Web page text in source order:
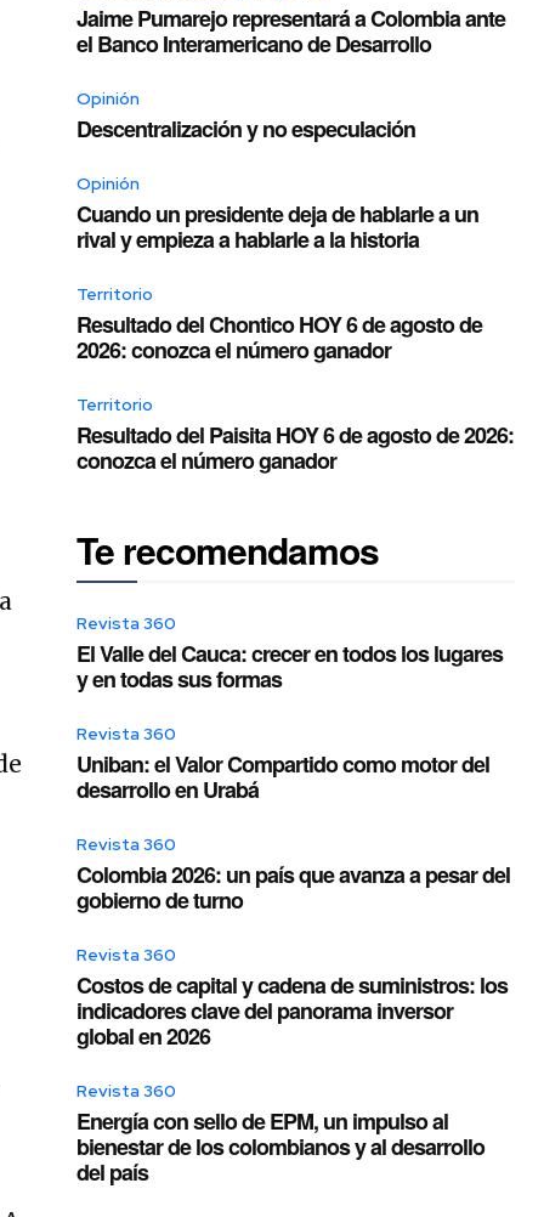
Jaime Pumarejo representará a Colombia ante
el Banco Interamericano de Desarrollo
Opinión
Descentralización y no especulación
Opinión
Cuando un presidente deja de hablarle a un
rival y empieza a hablarle a la historia
Territorio
Resultado del Chontico HOY 6 de agosto de
2026: conozca el número ganador
Territorio
Resultado del Paisita HOY 6 de agosto de 2026:
conozca el número ganador
Te recomendamos
Revista 360
El Valle del Cauca: crecer en todos los lugares
y en todas sus formas
Revista 360
Uniban: el Valor Compartido como motor del
desarrollo en Urabá
Revista 360
Colombia 2026: un país que avanza a pesar del
gobierno de turno
Revista 360
Costos de capital y cadena de suministros: los
indicadores clave del panorama inversor
global en 2026
Revista 360
Energía con sello de EPM, un impulso al
bienestar de los colombianos y al desarrollo
del país